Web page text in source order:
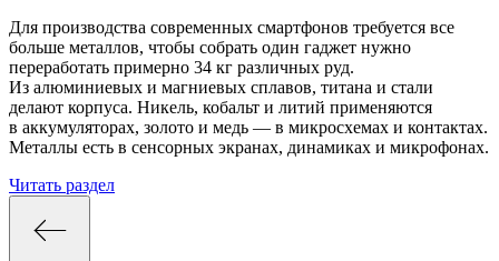
Для производства современных смартфонов требуется все
больше металлов, чтобы собрать один гаджет нужно
переработать примерно 34 кг различных руд.
Из алюминиевых и магниевых сплавов, титана и стали
делают корпуса. Никель, кобальт и литий применяются
в аккумуляторах, золото и медь — в микросхемах и контактах.
Металлы есть в сенсорных экранах, динамиках и микрофонах.
Читать раздел